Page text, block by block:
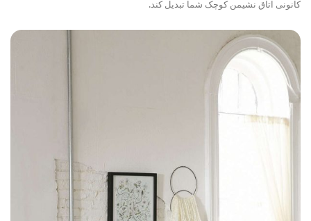
کانونی اتاق نشیمن کوچک شما تبدیل کند.